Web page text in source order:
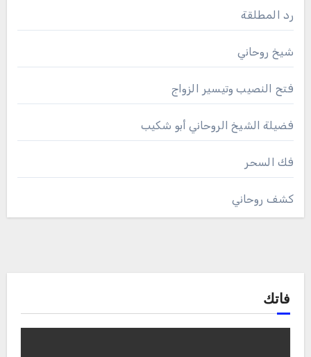
رد المطلقة
شيخ روحاني
فتح النصيب وتيسير الزواج
فضيلة الشيخ الروحاني أبو شكيب
فك السحر
كشف روحاني
فاتك